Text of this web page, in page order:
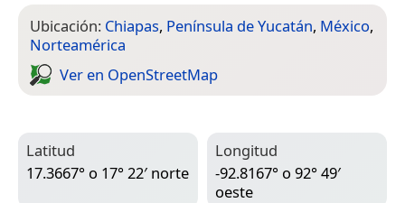
Ubicación: Chiapas, Península de Yucatán, México,
Norteamérica
Ver en Open­Street­Map
Latitud
17.3667° o 17° 22′ norte
Longitud
-92.8167° o 92° 49′
oeste